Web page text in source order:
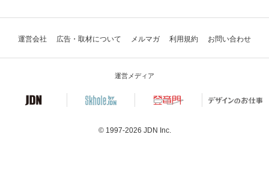
運営会社 広告・取材について メルマガ 利用規約 お問い合わせ
運営メディア
© 1997-2026 JDN Inc.